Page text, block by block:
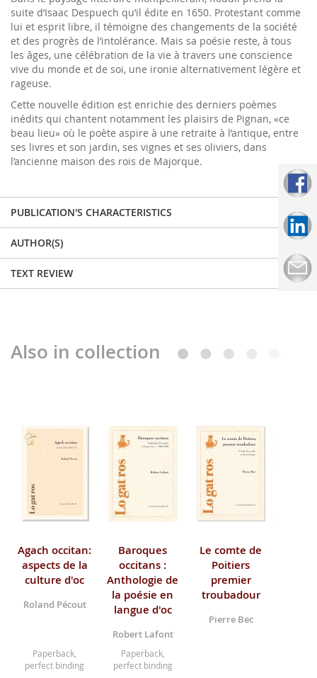
suite d’Isaac Despuech qu’il édite en 1650. Protestant comme
lui et esprit libre, il témoigne des changements de la société
et des progrès de l’intolérance. Mais sa poésie reste, à tous
les âges, une célébration de la vie à travers une conscience
vive du monde et de soi, une ironie alternativement légère et
rageuse.
Cette nouvelle édition est enrichie des derniers poèmes
inédits qui chantent notamment les plaisirs de Pignan, «ce
beau lieu» où le poète aspire à une retraite à l’antique, entre
ses livres et son jardin, ses vignes et ses oliviers, dans
l’ancienne maison des rois de Majorque.
PUBLICATION'S CHARACTERISTICS
AUTHOR(S)
TEXT REVIEW
Also in collection
Agach occitan:
aspects de la
culture d'oc
Roland Pécout
Paperback,
perfect binding
Baroques
occitans :
Anthologie de
la poésie en
langue d'oc
Robert Lafont
Paperback,
perfect binding
Le comte de
Poitiers
premier
troubadour
Pierre Bec